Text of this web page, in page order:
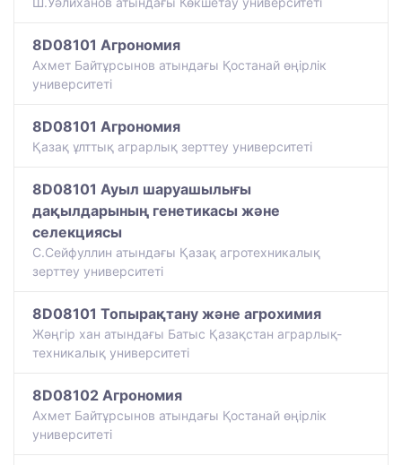
8D08101 Агрономия
Ахмет Байтұрсынов атындағы Қостанай өңірлік
университеті
8D08101 Агрономия
Қазақ ұлттық аграрлық зерттеу университеті
8D08101 Ауыл шаруашылығы
дақылдарының генетикасы және
селекциясы
С.Сейфуллин атындағы Қазақ агротехникалық
зерттеу университеті
8D08101 Топырақтану және агрохимия
Жәңгір хан атындағы Батыс Қазақстан аграрлық-
техникалық университеті
8D08102 Агрономия
Ахмет Байтұрсынов атындағы Қостанай өңірлік
университеті